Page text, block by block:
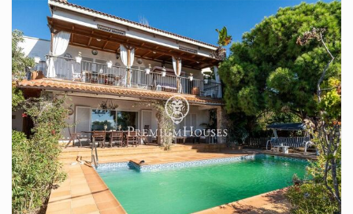
despejadas. La propiedad se divide en tres plantas. En la
planta baja, tenemos la zona de día compuesta por un amplio
y luminoso salón-comedor con acceso al jardín y a su piscina.
Seguidamente, hay una cocina independiente, una habitación
simple y un baño. En la primera planta tenemos la zona de
noche que se compone de tres habitaciones simples, desde
dos de ellas se accede a un balcón. Finalmente, hay un baño
completo que da servicio a todas las habitaciones. En la
segunda planta, tenemos una buhardilla en suite con armarios
empotrados. Desde la suite se accede a una terraza con
vistas despejadas al mar. El sótano, se compone de un garaje
con capacidad para dos coches y un trastero. El barrio de
Vallpineda de Sitges es una zona tranquila al año, con
seguridad las 24 horas y cercanía a escuelas internacionales.